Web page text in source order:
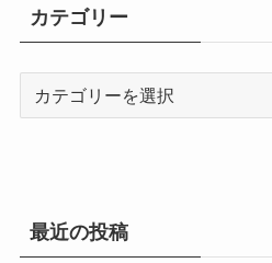
ブ
カテゴリー
最近の投稿